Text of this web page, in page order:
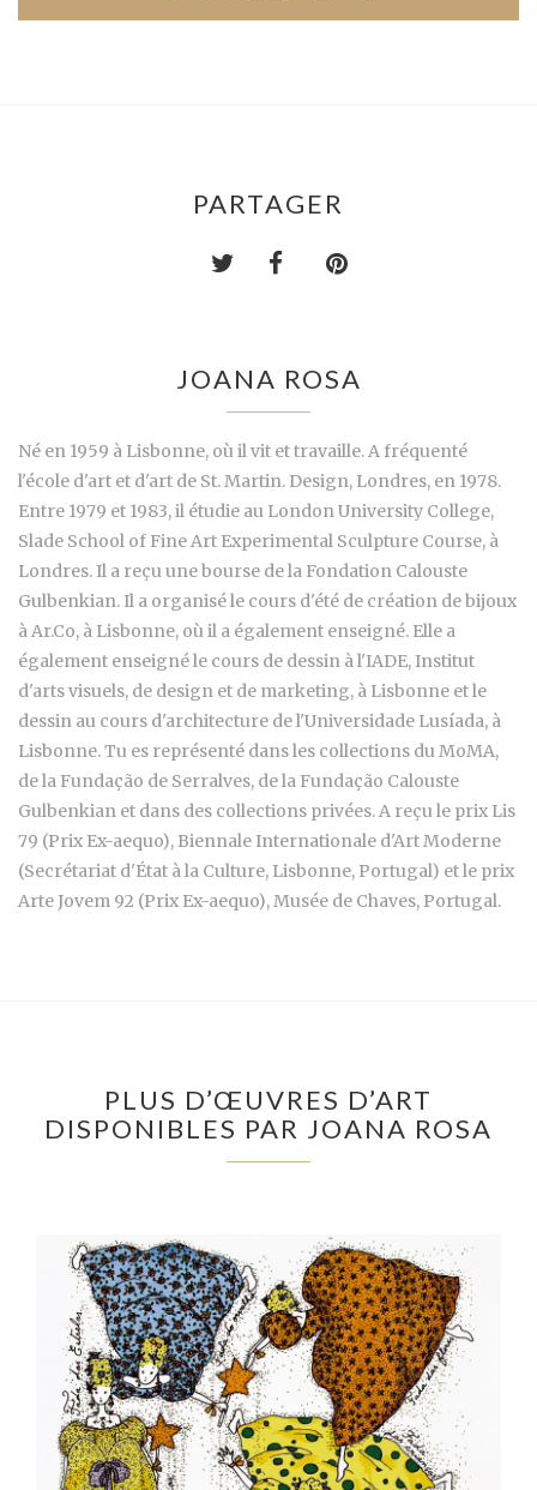
PARTAGER
JOANA ROSA
Né en 1959 à Lisbonne, où il vit et travaille. A fréquenté
l'école d'art et d'art de St. Martin. Design, Londres, en 1978.
Entre 1979 et 1983, il étudie au London University College,
Slade School of Fine Art Experimental Sculpture Course, à
Londres. Il a reçu une bourse de la Fondation Calouste
Gulbenkian. Il a organisé le cours d'été de création de bijoux
à Ar.Co, à Lisbonne, où il a également enseigné. Elle a
également enseigné le cours de dessin à l'IADE, Institut
d'arts visuels, de design et de marketing, à Lisbonne et le
dessin au cours d'architecture de l'Universidade Lusíada, à
Lisbonne. Tu es représenté dans les collections du MoMA,
de la Fundação de Serralves, de la Fundação Calouste
Gulbenkian et dans des collections privées. A reçu le prix Lis
79 (Prix Ex-aequo), Biennale Internationale d'Art Moderne
(Secrétariat d'État à la Culture, Lisbonne, Portugal) et le prix
Arte Jovem 92 (Prix Ex-aequo), Musée de Chaves, Portugal.
PLUS D’ŒUVRES D’ART
DISPONIBLES PAR JOANA ROSA